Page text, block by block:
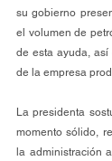
su gobierno
el volumen de
de esta ayuda, así
de la empresa
La presidenta
momento sólido,
la administración